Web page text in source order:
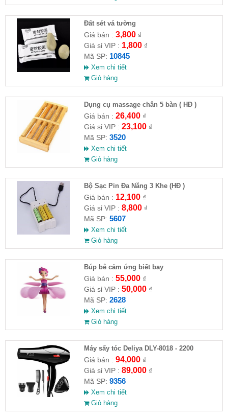
Đất sét vá tường
Giá bán : 3,800₫
Giá sỉ VIP : 1,800₫
Mã SP: 10845
Xem chi tiết
Giỏ hàng
Dụng cụ massage chân 5 bàn ( HĐ )
Giá bán : 26,400₫
Giá sỉ VIP : 23,100₫
Mã SP: 3520
Xem chi tiết
Giỏ hàng
Bộ Sạc Pin Đa Năng 3 Khe (HĐ )
Giá bán : 12,100₫
Giá sỉ VIP : 8,800₫
Mã SP: 5607
Xem chi tiết
Giỏ hàng
​Búp bê cảm ứng biết bay
Giá bán : 55,000₫
Giá sỉ VIP : 50,000₫
Mã SP: 2628
Xem chi tiết
Giỏ hàng
Máy sấy tóc Deliya DLY-8018 - 2200
Giá bán : 94,000₫
Giá sỉ VIP : 89,000₫
Mã SP: 9356
Xem chi tiết
Giỏ hàng